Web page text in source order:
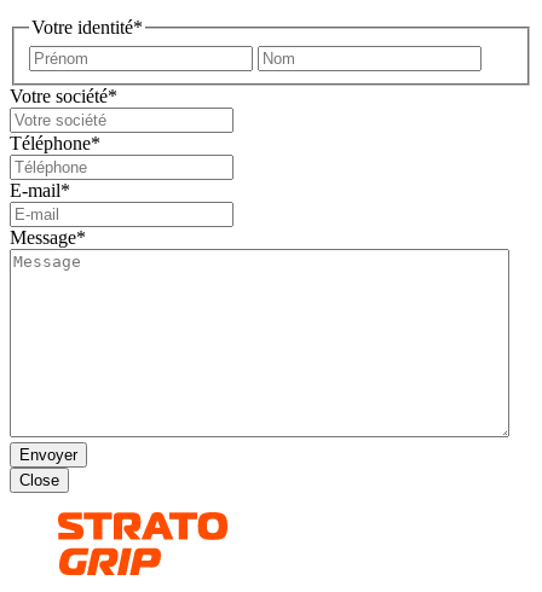
Votre identité*
Prénom
Votre société*
Téléphone*
E-mail*
Message*
Envoyer
Close